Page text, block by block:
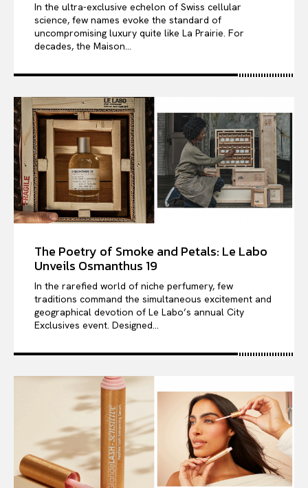
In the ultra-exclusive echelon of Swiss cellular
science, few names evoke the standard of
uncompromising luxury quite like La Prairie. For
decades, the Maison...
The Poetry of Smoke and Petals: Le Labo
Unveils Osmanthus 19
In the rarefied world of niche perfumery, few
traditions command the simultaneous excitement and
geographical devotion of Le Labo’s annual City
Exclusives event. Designed...